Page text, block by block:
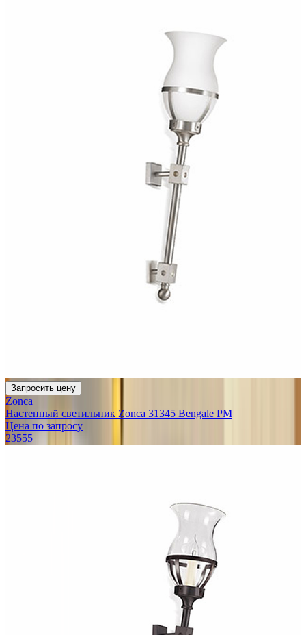
Запросить цену
Zonca
Настенный светильник Zonca 31345 Bengale PM
Цена по запросу
23555